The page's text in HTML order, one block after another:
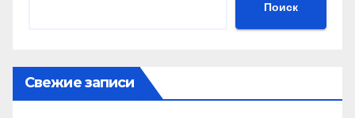
Поиск
Свежие записи